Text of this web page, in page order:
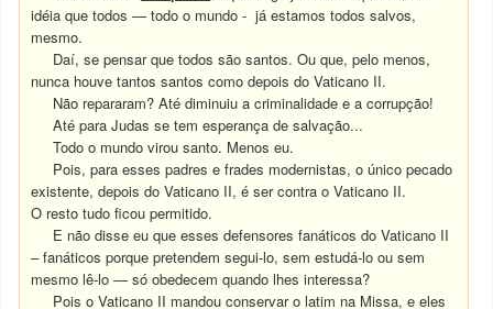
idéia que todos — todo o mundo - já estamos todos salvos,
mesmo.
Daí, se pensar que todos são santos. Ou que, pelo menos,
nunca houve tantos santos como depois do Vaticano II.
Não repararam? Até diminuiu a criminalidade e a corrupção!
Até para Judas se tem esperança de salvação...
Todo o mundo virou santo. Menos eu.
Pois, para esses padres e frades modernistas, o único pecado
existente, depois do Vaticano II, é ser contra o Vaticano II.
O resto tudo ficou permitido.
E não disse eu que esses defensores fanáticos do Vaticano II
– fanáticos porque pretendem segui-lo, sem estudá-lo ou sem
mesmo lê-lo — só obedecem quando lhes interessa?
Pois o Vaticano II mandou conservar o latim na Missa, e eles